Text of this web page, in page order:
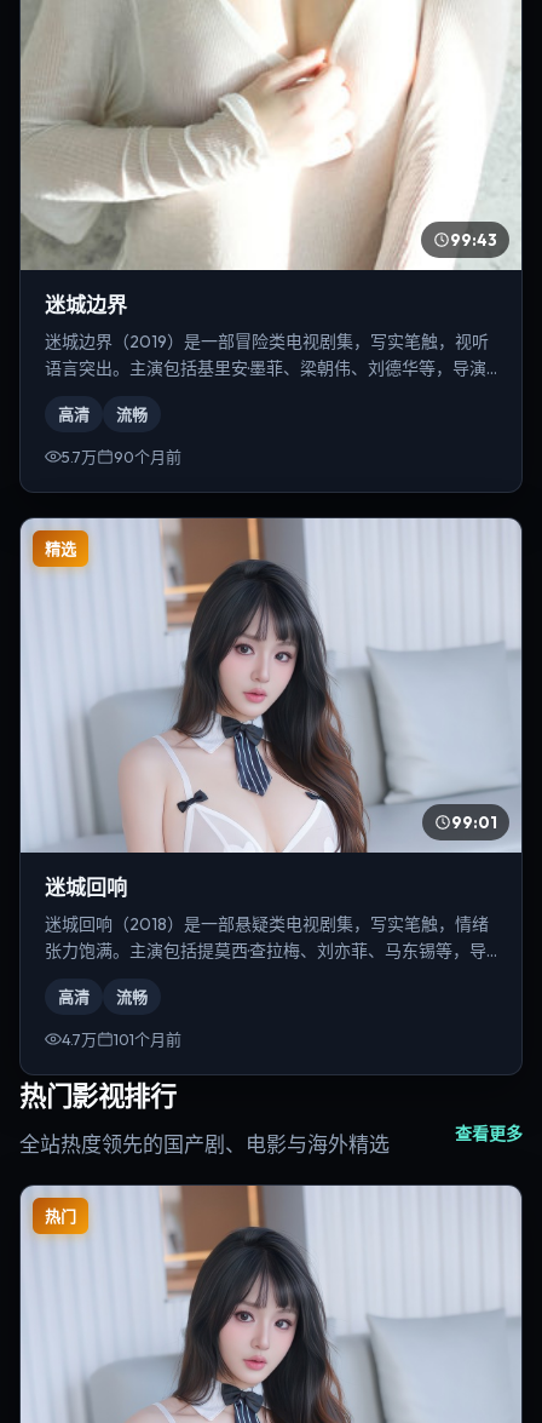
99:43
迷城边界
迷城边界（2019）是一部冒险类电视剧集，写实笔触，视听
语言突出。主演包括基里安·墨菲、梁朝伟、刘德华等，导演
高清 流畅
5.7万 90个月前
精选
99:01
迷城回响
迷城回响（2018）是一部悬疑类电视剧集，写实笔触，情绪
张力饱满。主演包括提莫西·查拉梅、刘亦菲、马东锡等，导
高清 流畅
4.7万 101个月前
热门影视排行
全站热度领先的国产剧、电影与海外精选 查看更多
热门